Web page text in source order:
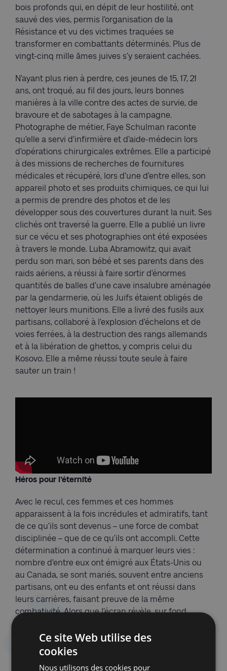
bois profonds qui, en dépit de leur hostilité, ont
sauvé des vies, permis l’organisation de la
Résistance et vu des victimes traquées se
transformer en combattants déterminés. Plus de
vingt-cinq mille âmes juives s’y seraient cachées.
N’ayant plus rien à perdre, ces jeunes de 15, 17, 21
ans, ont troqué, au fil des jours, leurs bonnes
manières à la ville contre des actes de survie, de
bravoure et de sabotages à la campagne.
Photographe de métier, Faye Schulman raconte
qu’elle a servi d’infirmière et d’aide-médecin lors
d’opérations chirurgicales extrêmes. Elle a participé
à des missions de recherches de fournitures
médicales et récupéré, lors d’une d’entre elles, son
appareil photo et ses produits chimiques, ce qui lui
a permis de prendre des photos et de les
développer sous des couvertures durant la nuit. Ses
clichés ont traversé la guerre. Elle a publié un livre
sur ce vécu et ses photographies ont été exposées
à travers le monde. Luba Abramowitz, qui avait
perdu son mari, son bébé et ses parents dans des
raids aériens, a réussi à faire sortir d’énormes
quantités de balles d’une cave insalubre aménagée
par la gendarmerie, où les Juifs étaient obligés de
nettoyer leurs munitions. Elle a livré des fusils aux
partisans, collaboré à l’explosion d’échelons et de
voies ferrées, à la destruction des rangs allemands
et à la libération de ghettos, y compris celui du
Kosovo. Elle a même réussi toute seule à faire
sauter un train !
Héros pour l’éternité
Avec le recul, ces femmes et ces hommes
apparaissent à la fois incrédules et admiratifs, tant
de ce qu’ils sont devenus – une force de combat
disciplinée – que de ce qu’ils ont accompli. Cette
détermination a continué à marquer leurs vies :
nombre d’entre eux ont émigré aux États-Unis ou
au Canada, se sont mariés, souvent entre anciens
partisans, ont eu des enfants et ont réussi dans
leurs carrières, faisant preuve de la même
combativité. Alors que l’écran révèle, sur fond
avenants – aux regards perçants, sourires traversés
du souvenir de l’audace et mentons contenus par
Ce site Web utilise des
cookies
Nous utilisons des cookies pour